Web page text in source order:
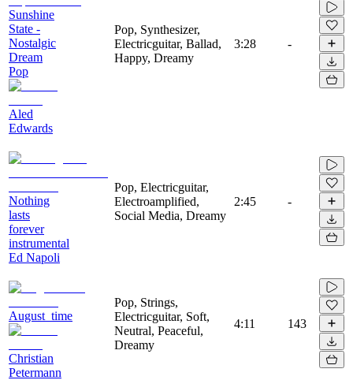
Sunshine
State -
Nostalgic
Dream
Pop
Aled
Edwards
Pop, Synthesizer,
Electricguitar, Ballad,
Happy, Dreamy
3:28 -
Nothing
lasts
forever
instrumental
Ed Napoli
Pop, Electricguitar,
Electroamplified,
Social Media, Dreamy
2:45 -
August_time
Christian
Petermann
Pop, Strings,
Electricguitar, Soft,
Neutral, Peaceful,
Dreamy
4:11 143